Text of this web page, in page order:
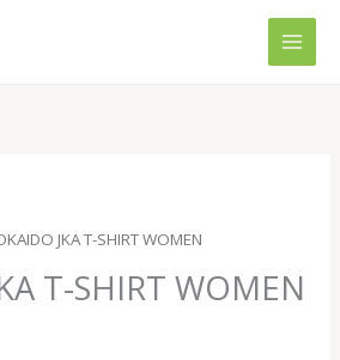
JKA T-SHIRT WOMEN
T-SHIRT WOMEN